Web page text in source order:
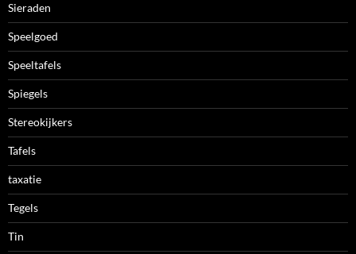
Sieraden
Speelgoed
Speeltafels
Spiegels
Stereokijkers
Tafels
taxatie
Tegels
Tin